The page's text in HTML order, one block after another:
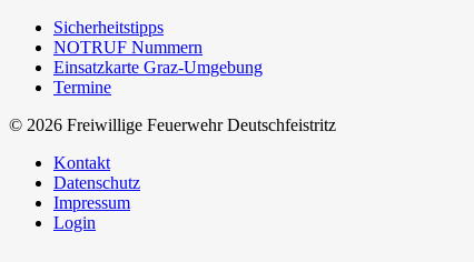
Sicherheitstipps
NOTRUF Nummern
Einsatzkarte Graz-Umgebung
Termine
© 2026 Freiwillige Feuerwehr Deutschfeistritz
Kontakt
Datenschutz
Impressum
Login